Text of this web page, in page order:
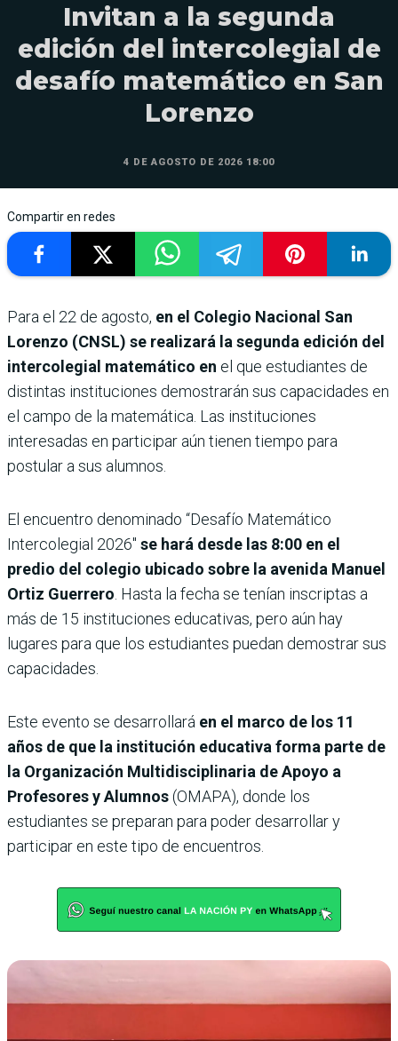
Invitan a la segunda
edición del intercolegial de
desafío matemático en San
Lorenzo
4 DE AGOSTO DE 2026 18:00
Compartir en redes
Para el 22 de agosto, en el Colegio Nacional San
Lorenzo (CNSL) se realizará la segunda edición del
intercolegial matemático en el que estudiantes de
distintas instituciones demostrarán sus capacidades en
el campo de la matemática. Las instituciones
interesadas en participar aún tienen tiempo para
postular a sus alumnos.
El encuentro denominado “Desafío Matemático
Intercolegial 2026″ se hará desde las 8:00 en el
predio del colegio ubicado sobre la avenida Manuel
Ortiz Guerrero . Hasta la fecha se tenían inscriptas a
más de 15 instituciones educativas, pero aún hay
lugares para que los estudiantes puedan demostrar sus
capacidades.
Este evento se desarrollará en el marco de los 11
años de que la institución educativa forma parte de
la Organización Multidisciplinaria de Apoyo a
Profesores y Alumnos(OMAPA), donde los
estudiantes se preparan para poder desarrollar y
participar en este tipo de encuentros.